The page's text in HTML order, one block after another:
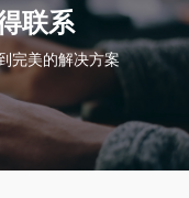
联系
完美的解决方案